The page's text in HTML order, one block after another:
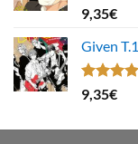
Note4.67
sur 5
9,35€
Given T.1
Note5.00
sur 5
9,35€